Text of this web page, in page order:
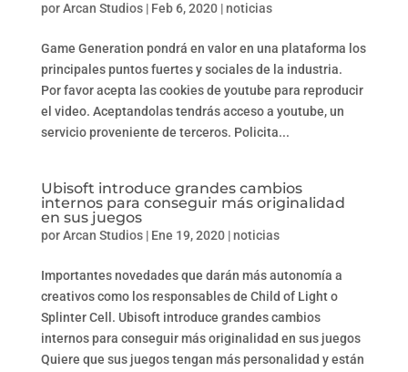
porArcan Studios| Feb 6, 2020|noticias
Game Generation pondrá en valor en una plataforma los
principales puntos fuertes y sociales de la industria.
Por favor acepta las cookies de youtube para reproducir
el video. Aceptandolas tendrás acceso a youtube, un
servicio proveniente de terceros. Policita...
Ubisoft introduce grandes cambios
internos para conseguir más originalidad
en sus juegos
porArcan Studios| Ene 19, 2020|noticias
Importantes novedades que darán más autonomía a
creativos como los responsables de Child of Light o
Splinter Cell. Ubisoft introduce grandes cambios
internos para conseguir más originalidad en sus juegos
Quiere que sus juegos tengan más personalidad y están